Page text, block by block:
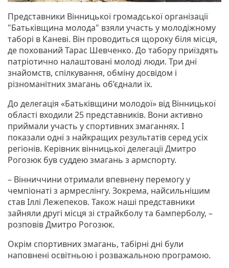
Представники Вінницької громадської організації
"Батьківщина молода" взяли участь у молодіжному
таборі в Каневі. Він проводиться щороку біля місця,
де похований Тарас Шевченко. До табору приїздять
патріотично налаштовані молоді люди. Три дні
знайомств, спілкування, обміну досвідом і
різноманітних змагань об’єднали їх.
До делегація «Батьківщини молодої» від Вінницької
області входили 25 представників. Вони активно
приймали участь у спортивних змаганнях. І
показали одні з найкращих результатів серед усіх
регіонів. Керівник вінницької делегації Дмитро
Рогозюк був суддею змагань з армспорту.
– Вінниччини отримали впевнену перемогу у
чемпіонаті з армреслінгу. Зокрема, найсильнішим
став Іллі Лежепеков. Також наші представники
зайняли другі місця зі страйкболу та бамперболу, –
розповів Дмитро Рогозюк.
Окрім спортивних змагань, табірні дні були
наповнені освітньою і розважальною програмою.